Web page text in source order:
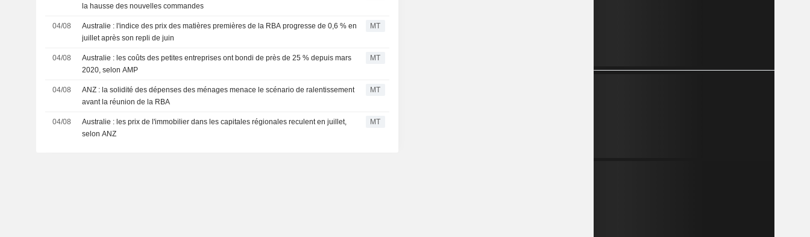
la hausse des nouvelles commandes
04/08
Australie : l'indice des prix des matières premières de la RBA progresse de 0,6 % en
juillet après son repli de juin
MT
04/08
Australie : les coûts des petites entreprises ont bondi de près de 25 % depuis mars
2020, selon AMP
MT
04/08
ANZ : la solidité des dépenses des ménages menace le scénario de ralentissement
avant la réunion de la RBA
MT
04/08
Australie : les prix de l'immobilier dans les capitales régionales reculent en juillet,
selon ANZ
MT